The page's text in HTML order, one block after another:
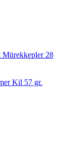
Mürekkepler 28
Kil 57 gr.